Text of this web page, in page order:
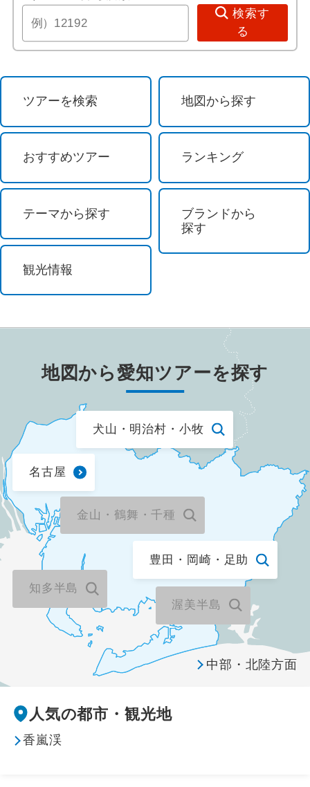
祭り・ショー
花火
イルミネーション
花見
桜のお花見
温泉
露天風呂
露天風呂付客室
ビーチ・リゾート
海水浴・プール
避暑地
食べ放題
検索す
る
ツアーを検索 地図から探す
おすすめツアー ランキング
テーマから探す
ブランドから
探す
観光情報
地図から愛知ツアーを探す
名古屋
豊田・岡崎・足助
渥美半島
犬山・明治村・小牧
知多半島
金山・鶴舞・千種
中部・北陸方面
人気の都市・観光地
香嵐渓